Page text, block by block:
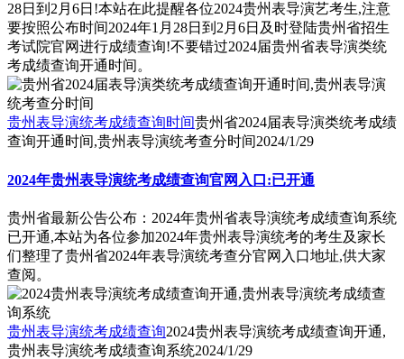
28日到2月6日!本站在此提醒各位2024贵州表导演艺考生,注意
要按照公布时间2024年1月28日到2月6日及时登陆贵州省招生
考试院官网进行成绩查询!不要错过2024届贵州省表导演类统
考成绩查询开通时间。
贵州表导演统考成绩查询时间 贵州省2024届表导演类统考成绩
查询开通时间,贵州表导演统考查分时间 2024/1/29
2024年贵州表导演统考成绩查询官网入口:已开通
贵州省最新公告公布：2024年贵州省表导演统考成绩查询系统
已开通,本站为各位参加2024年贵州表导演统考的考生及家长
们整理了贵州省2024年表导演统考查分官网入口地址,供大家
查阅。
贵州表导演统考成绩查询2024贵州表导演统考成绩查询开通,
贵州表导演统考成绩查询系统2024/1/29